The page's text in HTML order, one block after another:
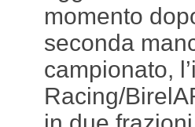
momento
seconda
campionato,
Racing/